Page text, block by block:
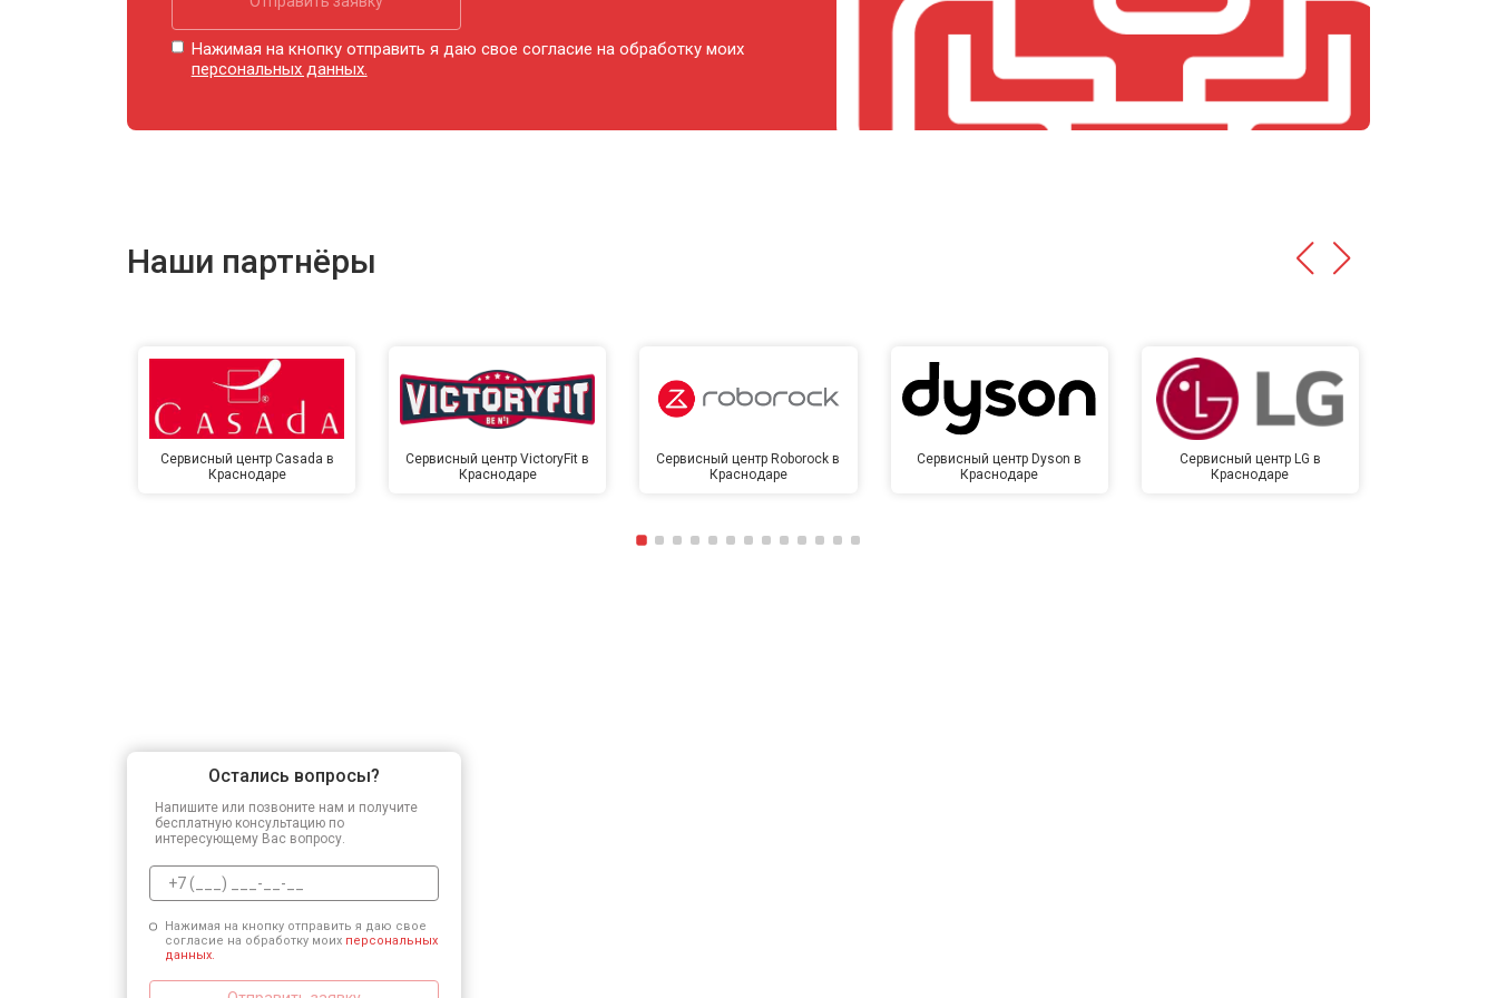
Ремонт купюроприемника от 120 мин Заказать
от 4500 ₽ Заказать
Нажимая на кнопку отправить я даю свое согласие на обработку моих
персональных данных.
Наши партнёры
Сервисный центр Casada в
Краснодаре
Сервисный центр VictoryFit в
Краснодаре
Сервисный центр Roborock в
Краснодаре
Сервисный центр Dyson в
Краснодаре
Сервисный центр LG в
Краснодаре
Остались вопросы?
Напишите или позвоните нам и получите
бесплатную консультацию по
интересующему Вас вопросу.
Нажимая на кнопку отправить я даю свое
согласие на обработку моих персональных
данных.